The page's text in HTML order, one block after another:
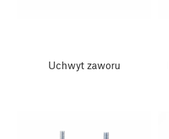
Uchwyt zaworu